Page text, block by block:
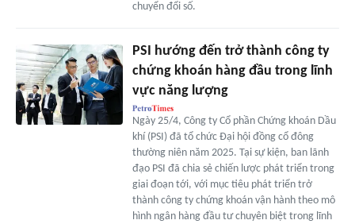
chuyển đổi số.
PSI hướng đến trở thành công ty
chứng khoán hàng đầu trong lĩnh
vực năng lượng
Ngày 25/4, Công ty Cổ phần Chứng khoán Dầu
khí (PSI) đã tổ chức Đại hội đồng cổ đông
thường niên năm 2025. Tại sự kiện, ban lãnh
đạo PSI đã chia sẻ chiến lược phát triển trong
giai đoạn tới, với mục tiêu phát triển trở
thành công ty chứng khoán vận hành theo mô
hình ngân hàng đầu tư chuyên biệt trong lĩnh